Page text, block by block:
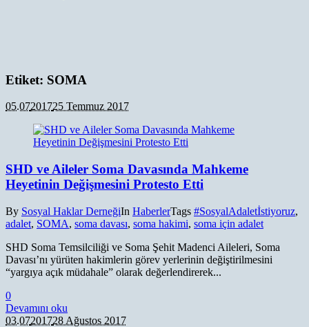
Etiket: SOMA
05.07201725 Temmuz 2017
SHD ve Aileler Soma Davasında Mahkeme
Heyetinin Değişmesini Protesto Etti
By Sosyal Haklar DerneğiIn HaberlerTags #SosyalAdaletİstiyoruz,
adalet, SOMA, soma davası, soma hakimi, soma için adalet
SHD Soma Temsilciliği ve Soma Şehit Madenci Aileleri, Soma
Davası’nı yürüten hakimlerin görev yerlerinin değiştirilmesini
“yargıya açık müdahale” olarak değerlendirerek...
0
Devamını oku
03.07201728 Ağustos 2017